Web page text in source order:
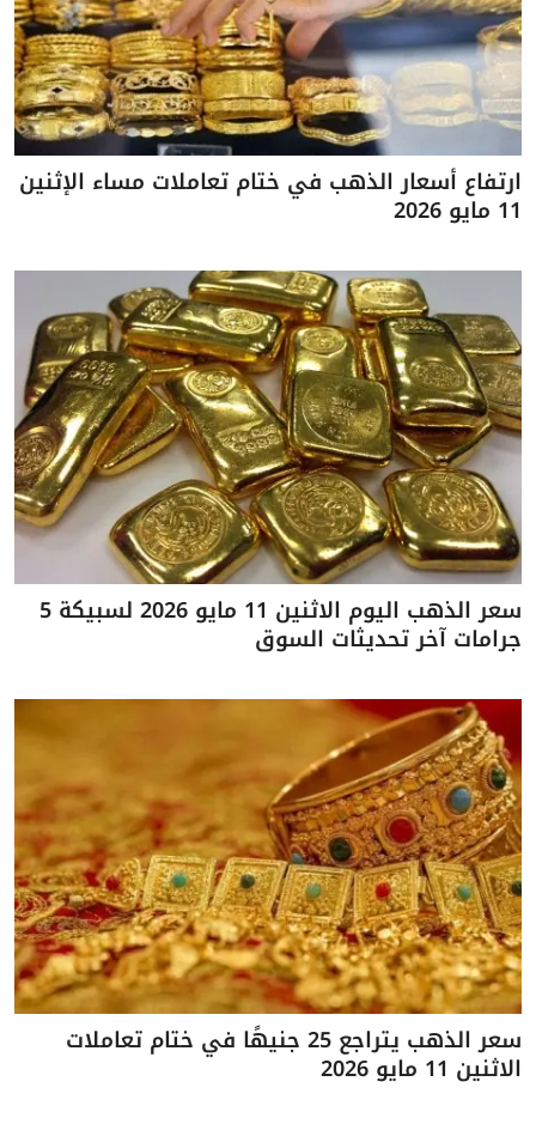
ارتفاع أسعار الذهب في ختام تعاملات مساء الإثنين
11 مايو 2026
سعر الذهب اليوم الاثنين 11 مايو 2026 لسبيكة 5
جرامات آخر تحديثات السوق
سعر الذهب يتراجع 25 جنيهًا في ختام تعاملات
الاثنين 11 مايو 2026